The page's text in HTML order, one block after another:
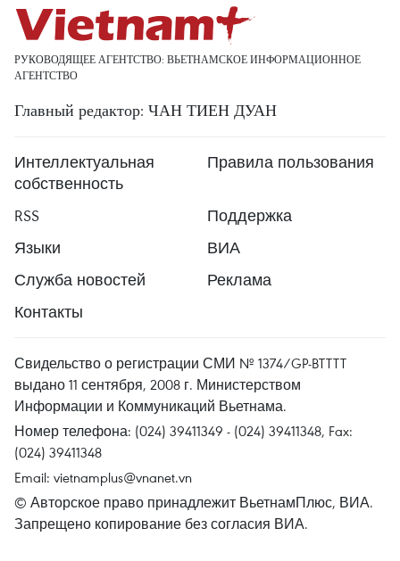
РУКОВОДЯЩЕЕ АГЕНТСТВО: ВЬЕТНАМСКОЕ ИНФОРМАЦИОННОЕ
АГЕНТСТВО
Главный редактор: ЧАН ТИЕН ДУАН
Интеллектуальная
собственность
Правила пользования
RSS
Поддержка
Языки
ВИА
Служба новостей
Реклама
Контакты
Свидельство о регистрации СМИ № 1374/GP-BTTTT
выдано 11 сентября, 2008 г. Министерством
Информации и Коммуникаций Вьетнама.
Номер телефона: (024) 39411349 - (024) 39411348, Fax:
(024) 39411348
Email: vietnamplus@vnanet.vn
© Авторское право принадлежит ВьетнамПлюс, ВИА.
Запрещено копирование без согласия ВИА.